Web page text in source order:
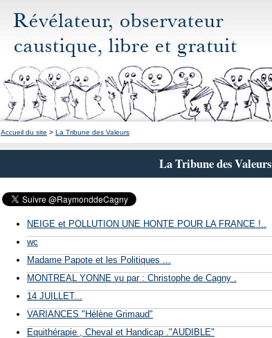
Accueil du site > La Tribune des Valeurs
La Tribune des Valeurs
NEIGE et POLLUTION UNE HONTE POUR LA FRANCE !..
wc
Madame Papote et les Politiques ...
MONTREAL YONNE vu par : Christophe de Cagny .
14 JUILLET...
VARIANCES "Hélène Grimaud"
Equithérapie , Cheval et Handicap ."AUDIBLE"